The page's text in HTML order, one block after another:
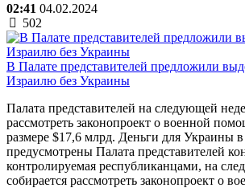
02:41 04.02.2024
502
В Палате представителей предложили
Израилю без Украины
Палата представителей на следующей
рассмотреть законопроект о военной
размере $17,6 млрд. Деньги для Украины
предусмотрены Палата представителей
контролируемая республиканцами, на
собирается рассмотреть законопроект о